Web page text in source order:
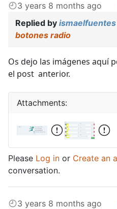
3 years 8 months ago
Replied by ismaelfuentes
botones radio
Os dejo las imágenes aquí
el post anterior.
Attachments:
Please Log in or Create an
conversation.
3 years 8 months ago